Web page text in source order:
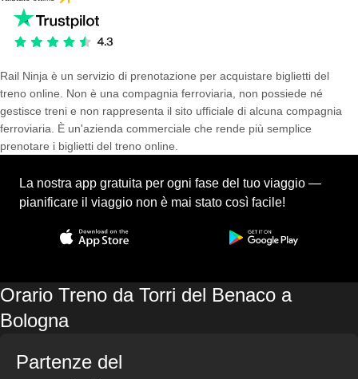
Rail Ninja è un servizio di prenotazione per acquistare biglietti del
treno online. Non è una compagnia ferroviaria, non possiede né
gestisce treni e non rappresenta il sito ufficiale di alcuna compagnia
ferroviaria. È un'azienda commerciale che rende più semplice
prenotare i biglietti del treno online.
La nostra app gratuita per ogni fase del tuo viaggio —
pianificare il viaggio non è mai stato così facile!
Orario Treno da Torri del Benaco a
Bologna
Partenze del